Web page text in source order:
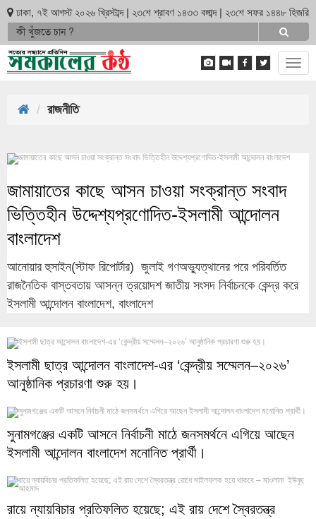
ঢাকা, ৭ই আগস্ট ২০২৬ খ্রিস্টাব্দ | ২৩শে শ্রাবণ ১৪৩৩ বঙ্গাব্দ | ২৩শে সফর ১৪৪৮ হিজরি
রাজনীতি
জামায়াতের কাছে আসন চাওয়া সংক্রান্ত সংবাদ
ভিত্তিহীন উদ্দেশ্যপ্রণোদিত-ইসলামী আন্দোলন
বাংলাদেশ
আনোয়ার হুসাইন(স্টাফ রিপোর্টার) জুলাই গণঅভ্যুত্থানের পরে পরিবর্তিত
রাজনৈতিক বাস্তবতায় আসন্ন ত্রয়োদশ জাতীয় সংসদ নির্বাচনকে কেন্দ্র করে
ইসলামী আন্দোলন বাংলাদেশ, বাংলাদেশ
ইসলামী ছাত্র আন্দোলন বাংলাদেশ-এর ‘কেন্দ্রীয় সম্মেলন–২০২৬’
আনুষ্ঠানিক প্রচারণা শুরু হয়। ‎
সুনামগঞ্জের একটি আসনে নির্বাচনী মাঠে জনসমর্থনে এগিয়ে আছেন
ইসলামী আন্দোলন বাংলাদেশ মনোনিত প্রার্থী।
রায়ে ন্যায়বিচার প্রতিফলিত হয়েছে; এই রায় দেশে স্বৈরতন্ত্র